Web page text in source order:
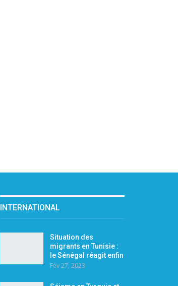
INTERNATIONAL
Situation des
migrants en Tunisie :
le Sénégal réagit enfin
Fév 27, 2023